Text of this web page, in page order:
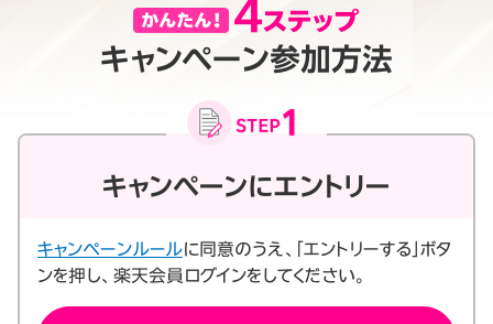
キャンペーン参加方法
キャンペーンにエントリー
キャンペーンルールに同意のうえ、「エントリーする」ボタ
ンを押し、楽天会員ログインをしてください。